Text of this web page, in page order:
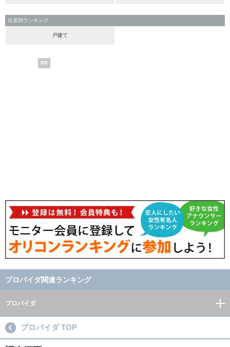
住居別ランキング
戸建て
PR
プロバイダ関連ランキング
プロバイダ
プロバイダ TOP